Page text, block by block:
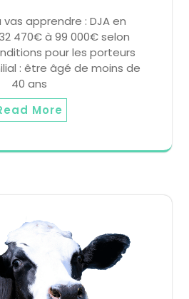
apprendre : DJA en
470€ à 99 000€ selon
pour les porteurs
: être âgé de moins de
40 ans
More